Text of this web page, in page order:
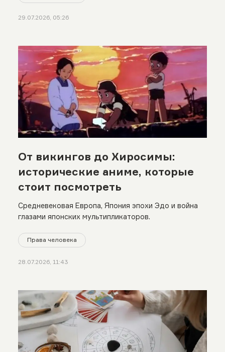
29.07.2026, 05:26
От викингов до Хиросимы:
исторические аниме, которые
стоит посмотреть
Средневековая Европа, Япония эпохи Эдо и война
глазами японских мультипликаторов.
Права человека
28.07.2026, 11:43